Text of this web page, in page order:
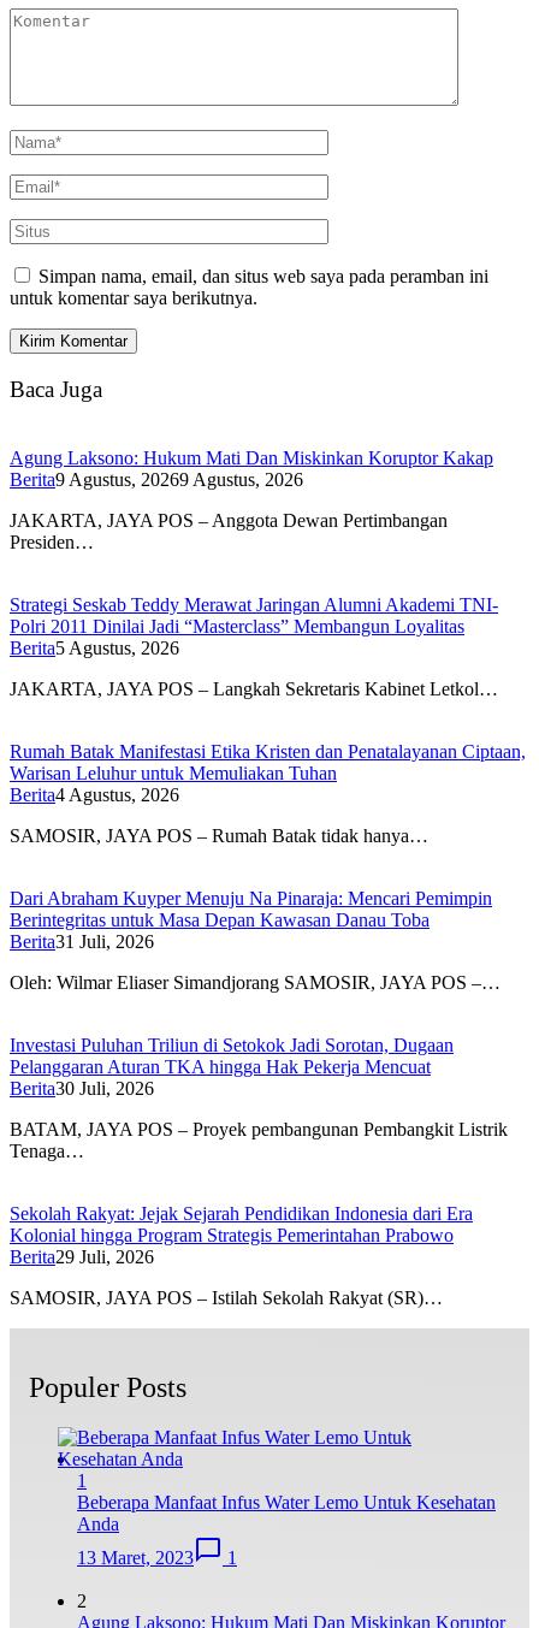
Simpan nama, email, dan situs web saya pada peramban ini
untuk komentar saya berikutnya.
Baca Juga
Agung Laksono: Hukum Mati Dan Miskinkan Koruptor Kakap
Berita9 Agustus, 20269 Agustus, 2026
JAKARTA, JAYA POS – Anggota Dewan Pertimbangan
Presiden…
Strategi Seskab Teddy Merawat Jaringan Alumni Akademi TNI-
Polri 2011 Dinilai Jadi “Masterclass” Membangun Loyalitas
Berita5 Agustus, 2026
JAKARTA, JAYA POS – Langkah Sekretaris Kabinet Letkol…
Rumah Batak Manifestasi Etika Kristen dan Penatalayanan Ciptaan,
Warisan Leluhur untuk Memuliakan Tuhan
Berita4 Agustus, 2026
SAMOSIR, JAYA POS – Rumah Batak tidak hanya…
Dari Abraham Kuyper Menuju Na Pinaraja: Mencari Pemimpin
Berintegritas untuk Masa Depan Kawasan Danau Toba
Berita31 Juli, 2026
Oleh: Wilmar Eliaser Simandjorang SAMOSIR, JAYA POS –…
Investasi Puluhan Triliun di Setokok Jadi Sorotan, Dugaan
Pelanggaran Aturan TKA hingga Hak Pekerja Mencuat
Berita30 Juli, 2026
BATAM, JAYA POS – Proyek pembangunan Pembangkit Listrik
Tenaga…
Sekolah Rakyat: Jejak Sejarah Pendidikan Indonesia dari Era
Kolonial hingga Program Strategis Pemerintahan Prabowo
Berita29 Juli, 2026
SAMOSIR, JAYA POS – Istilah Sekolah Rakyat (SR)…
Populer Posts
1
Beberapa Manfaat Infus Water Lemo Untuk Kesehatan
Anda
13 Maret, 2023
1
2
Agung Laksono: Hukum Mati Dan Miskinkan Koruptor